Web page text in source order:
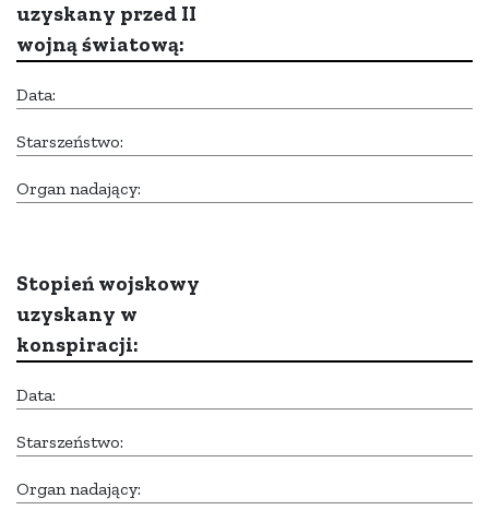
uzyskany przed II
wojną światową:
Data:
Starszeństwo:
Organ nadający:
Stopień wojskowy
uzyskany w
konspiracji:
Data:
Starszeństwo:
Organ nadający: